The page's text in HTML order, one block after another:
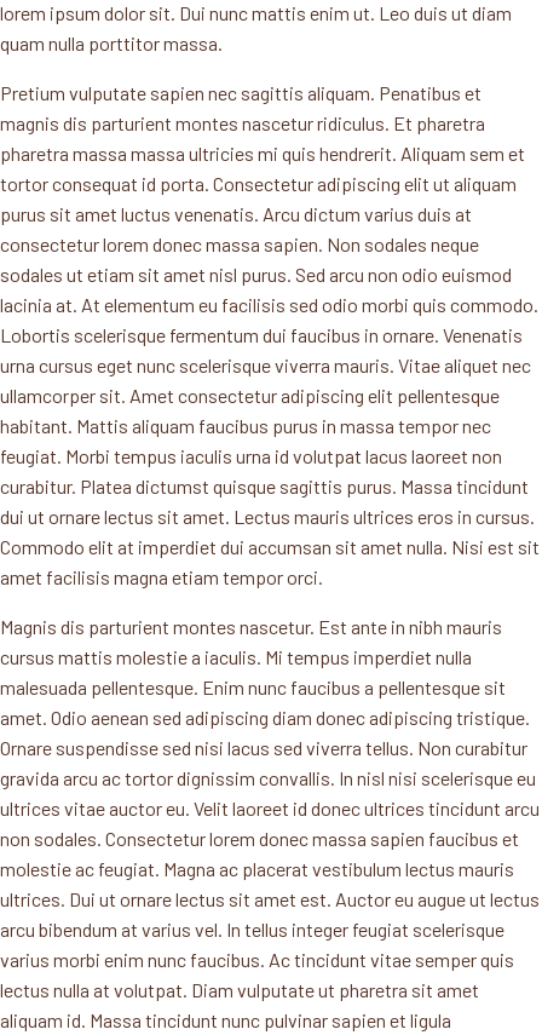
lorem ipsum dolor sit. Dui nunc mattis enim ut. Leo duis ut diam
quam nulla porttitor massa.
Pretium vulputate sapien nec sagittis aliquam. Penatibus et
magnis dis parturient montes nascetur ridiculus. Et pharetra
pharetra massa massa ultricies mi quis hendrerit. Aliquam sem et
tortor consequat id porta. Consectetur adipiscing elit ut aliquam
purus sit amet luctus venenatis. Arcu dictum varius duis at
consectetur lorem donec massa sapien. Non sodales neque
sodales ut etiam sit amet nisl purus. Sed arcu non odio euismod
lacinia at. At elementum eu facilisis sed odio morbi quis commodo.
Lobortis scelerisque fermentum dui faucibus in ornare. Venenatis
urna cursus eget nunc scelerisque viverra mauris. Vitae aliquet nec
ullamcorper sit. Amet consectetur adipiscing elit pellentesque
habitant. Mattis aliquam faucibus purus in massa tempor nec
feugiat. Morbi tempus iaculis urna id volutpat lacus laoreet non
curabitur. Platea dictumst quisque sagittis purus. Massa tincidunt
dui ut ornare lectus sit amet. Lectus mauris ultrices eros in cursus.
Commodo elit at imperdiet dui accumsan sit amet nulla. Nisi est sit
amet facilisis magna etiam tempor orci.
Magnis dis parturient montes nascetur. Est ante in nibh mauris
cursus mattis molestie a iaculis. Mi tempus imperdiet nulla
malesuada pellentesque. Enim nunc faucibus a pellentesque sit
amet. Odio aenean sed adipiscing diam donec adipiscing tristique.
Ornare suspendisse sed nisi lacus sed viverra tellus. Non curabitur
gravida arcu ac tortor dignissim convallis. In nisl nisi scelerisque eu
ultrices vitae auctor eu. Velit laoreet id donec ultrices tincidunt arcu
non sodales. Consectetur lorem donec massa sapien faucibus et
molestie ac feugiat. Magna ac placerat vestibulum lectus mauris
ultrices. Dui ut ornare lectus sit amet est. Auctor eu augue ut lectus
arcu bibendum at varius vel. In tellus integer feugiat scelerisque
varius morbi enim nunc faucibus. Ac tincidunt vitae semper quis
lectus nulla at volutpat. Diam vulputate ut pharetra sit amet
aliquam id. Massa tincidunt nunc pulvinar sapien et ligula